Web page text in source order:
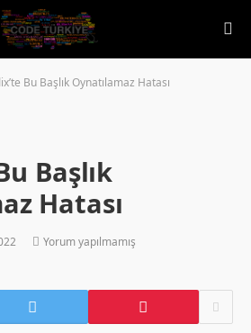
Bu Başlık Oynatılamaz Hatası
Başlık
Hatası
Yorum yapılmamış